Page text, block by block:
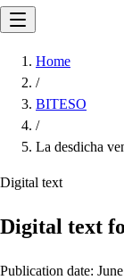
Home
/
BITESO
/
La desdicha
Digital text
Digital text
Publication date: